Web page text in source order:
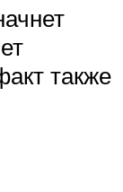
также